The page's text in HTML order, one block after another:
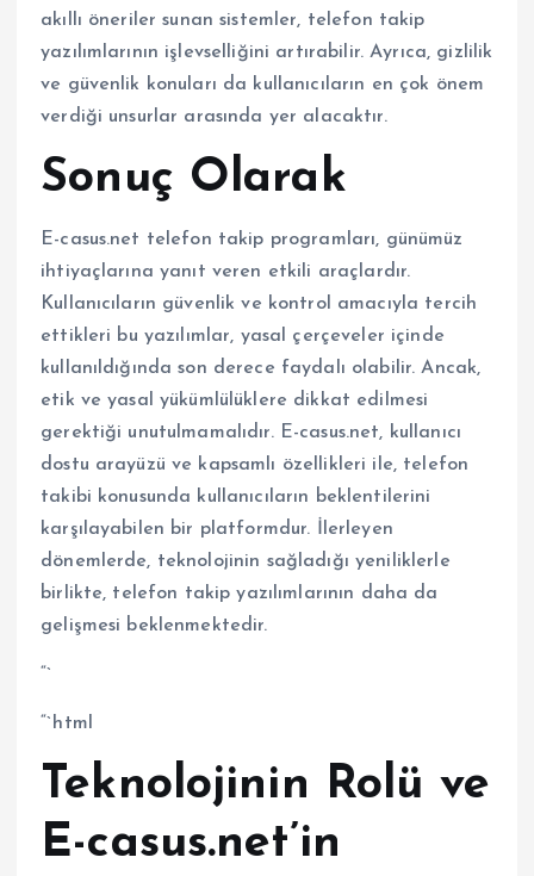
akıllı öneriler sunan sistemler, telefon takip
yazılımlarının işlevselliğini artırabilir. Ayrıca, gizlilik
ve güvenlik konuları da kullanıcıların en çok önem
verdiği unsurlar arasında yer alacaktır.
Sonuç Olarak
E-casus.net telefon takip programları, günümüz
ihtiyaçlarına yanıt veren etkili araçlardır.
Kullanıcıların güvenlik ve kontrol amacıyla tercih
ettikleri bu yazılımlar, yasal çerçeveler içinde
kullanıldığında son derece faydalı olabilir. Ancak,
etik ve yasal yükümlülüklere dikkat edilmesi
gerektiği unutulmamalıdır. E-casus.net, kullanıcı
dostu arayüzü ve kapsamlı özellikleri ile, telefon
takibi konusunda kullanıcıların beklentilerini
karşılayabilen bir platformdur. İlerleyen
dönemlerde, teknolojinin sağladığı yeniliklerle
birlikte, telefon takip yazılımlarının daha da
gelişmesi beklenmektedir.
“`
“`html
Teknolojinin Rolü ve
E-casus.net’in